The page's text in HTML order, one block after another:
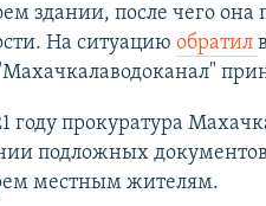
здании, после чего
На ситуацию обратил
году прокуратура
подложных
местным жителям.